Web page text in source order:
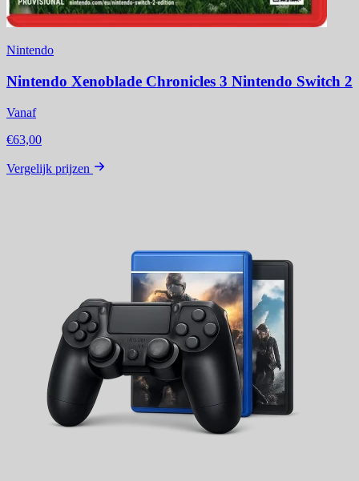
Nintendo
Nintendo Xenoblade Chronicles 3 Nintendo Switch 2
Vanaf
€63,00
Vergelijk prijzen